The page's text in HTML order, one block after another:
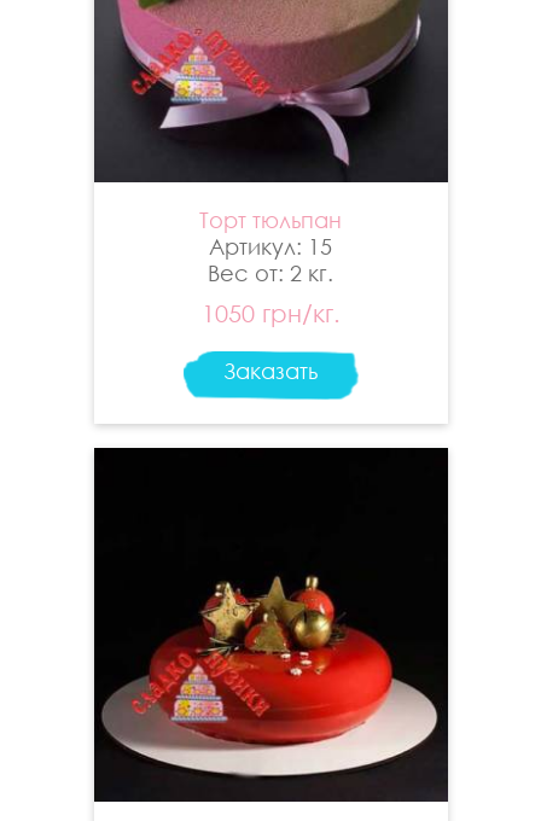
Торт тюльпан
Артикул: 15
Вес от: 2 кг.
1050 грн/кг.
Заказать